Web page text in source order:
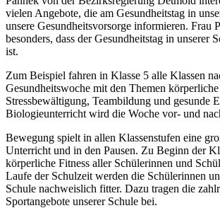
vielen Angebote, die am Gesundheitstag in
unsere Gesundheitsvorsorge informieren. Frau
besonders, dass der Gesundheitstag in unserer
ist.
Zum Beispiel fahren in Klasse 5 alle Klassen
Gesundheitswoche mit den Themen körperliche
Stressbewältigung, Teambildung und gesunde
Biologieunterricht wird die Woche vor- und
Bewegung spielt in allen Klassenstufen eine
Unterricht und in den Pausen. Zu Beginn der
körperliche Fitness aller Schülerinnen und
Laufe der Schulzeit werden die Schülerinnen
Schule nachweislich fitter. Dazu tragen die
Sportangebote unserer Schule bei.